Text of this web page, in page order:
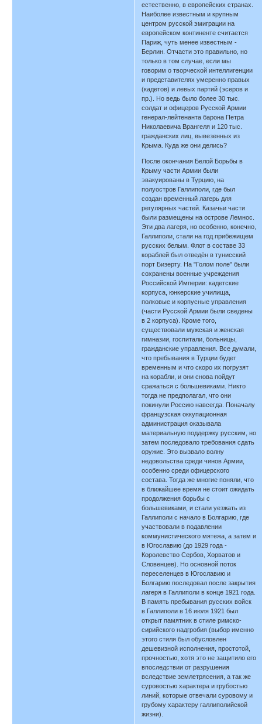
естественно, в европейских странах.
Наиболее известным и крупным
центром русской эмиграции на
европейском континенте считается
Париж, чуть менее известным -
Берлин. Отчасти это правильно, но
только в том случае, если мы
говорим о творческой интеллигенции
и представителях умеренно правых
(кадетов) и левых партий (эсеров и
пр.). Но ведь было более 30 тыс.
солдат и офицеров Русской Армии
генерал-лейтенанта барона Петра
Николаевича Врангеля и 120 тыс.
гражданских лиц, вывезенных из
Крыма. Куда же они делись?
После окончания Белой Борьбы в
Крыму части Армии были
эвакуированы в Турцию, на
полуостров Галлиполи, где был
создан временный лагерь для
регулярных частей. Казачьи части
были размещены на острове Лемнос.
Эти два лагеря, но особенно, конечно,
Галлиполи, стали на год прибежищем
русских белым. Флот в составе 33
кораблей был отведён в тунисский
порт Бизерту. На "Голом поле" были
сохранены военные учреждения
Российской Империи: кадетские
корпуса, юнкерские училища,
полковые и корпусные управления
(части Русской Армии были сведены
в 2 корпуса). Кроме того,
существовали мужская и женская
гимназии, госпитали, больницы,
гражданские управления. Все думали,
что пребывания в Турции будет
временным и что скоро их погрузят
на корабли, и они снова пойдут
сражаться с большевиками. Никто
тогда не предполагал, что они
покинули Россию навсегда. Поначалу
французская оккупационная
администрация оказывала
материальную поддержку русским, но
затем последовало требования сдать
оружие. Это вызвало волну
недовольства среди чинов Армии,
особенно среди офицерского
состава. Тогда же многие поняли, что
в ближайшее время не стоит ожидать
продолжения борьбы с
большевиками, и стали уезжать из
Галлиполи с начало в Болгарию, где
участвовали в подавлении
коммунистического мятежа, а затем и
в Югославию (до 1929 года -
Королевство Сербов, Хорватов и
Словенцев). Но основной поток
переселенцев в Югославию и
Болгарию последовал после закрытия
лагеря в Галлиполи в конце 1921 года.
В память пребывания русских войск
в Галлиполи в 16 июля 1921 был
открыт памятник в стиле римско-
сирийского надгробия (выбор именно
этого стиля был обусловлен
дешевизной исполнения, простотой,
прочностью, хотя это не защитило его
впоследствии от разрушения
вследствие землетрясения, а так же
суровостью характера и грубостью
линий, которые отвечали суровому и
грубому характеру галлиполийской
жизни).